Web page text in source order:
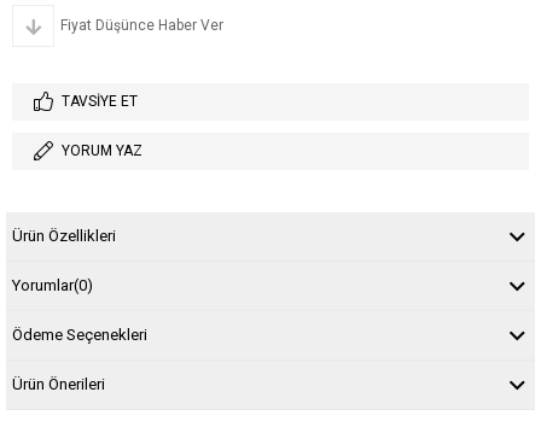
Fiyat Düşünce Haber Ver
TAVSIYE ET
YORUM YAZ
Ürün Özellikleri
Yorumlar(0)
Ödeme Seçenekleri
Ürün Önerileri